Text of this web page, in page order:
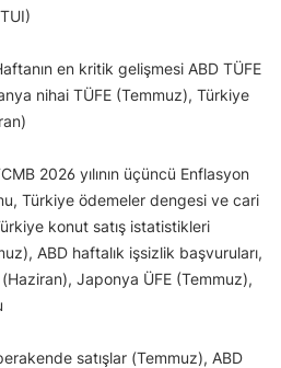
en kritik gelişmesi ABD TÜFE
nihai TÜFE (Temmuz), Türkiye
2026 yılının üçüncü Enflasyon
Türkiye ödemeler dengesi ve cari
konut satış istatistikleri
ABD haftalık işsizlik başvuruları,
Japonya ÜFE (Temmuz),
satışlar (Temmuz), ABD